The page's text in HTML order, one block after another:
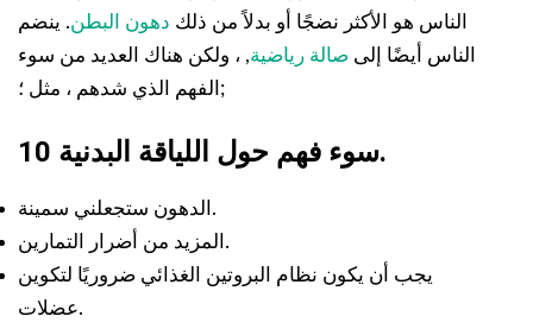
الناس هو الأكثر نضجًا أو بدلاً من ذلك دهون البطن. ينضم
الناس أيضًا إلى صالة رياضية, ، ولكن هناك العديد من سوء
الفهم الذي شدهم ، مثل ؛;
10 سوء فهم حول اللياقة البدنية.
الدهون ستجعلني سمينة.
المزيد من أضرار التمارين.
يجب أن يكون نظام البروتين الغذائي ضروريًا لتكوين
عضلات.